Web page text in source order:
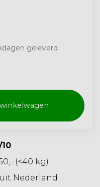
geleverd
(<40 kg)
uit Nederland